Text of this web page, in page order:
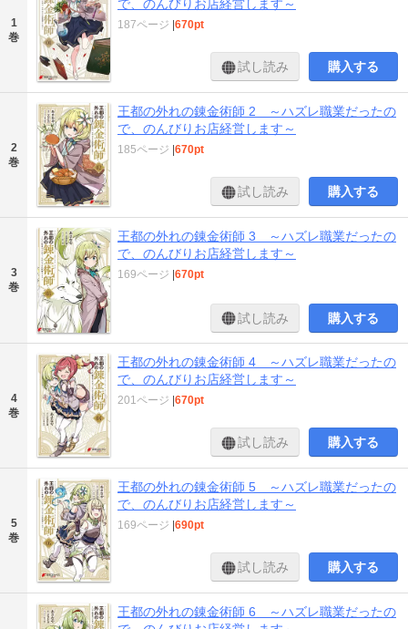
1
巻
で、のんびりお店経営します～
187ページ |670pt
試し読み 購入する
2
巻
王都の外れの錬金術師 2 ～ハズレ職業だったの
で、のんびりお店経営します～
185ページ |670pt
試し読み 購入する
3
巻
王都の外れの錬金術師 3 ～ハズレ職業だったの
で、のんびりお店経営します～
169ページ |670pt
試し読み 購入する
4
巻
王都の外れの錬金術師 4 ～ハズレ職業だったの
で、のんびりお店経営します～
201ページ |670pt
試し読み 購入する
5
巻
王都の外れの錬金術師 5 ～ハズレ職業だったの
で、のんびりお店経営します～
169ページ |690pt
試し読み 購入する
王都の外れの錬金術師 6 ～ハズレ職業だったの